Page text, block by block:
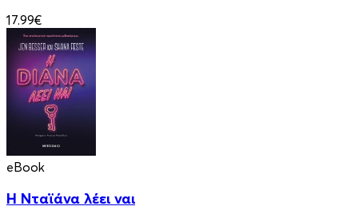
17.99€
eBook
Η Νταϊάνα λέει ναι